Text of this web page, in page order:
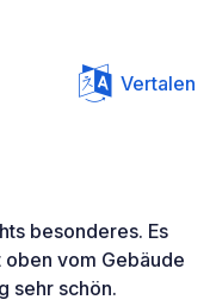
Vertalen
besonderes. Es
vom Gebäude
sehr schön.